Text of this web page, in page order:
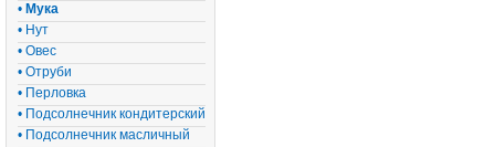
• Мука
• Нут
• Овес
• Отруби
• Перловка
• Подсолнечник кондитерский
• Подсолнечник масличный